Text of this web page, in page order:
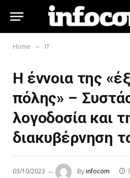
Home » IT
Η έννοια της
πόλης» –
λογοδοσία και
διακυβέρνηση
03/10/2023 Byinfocom